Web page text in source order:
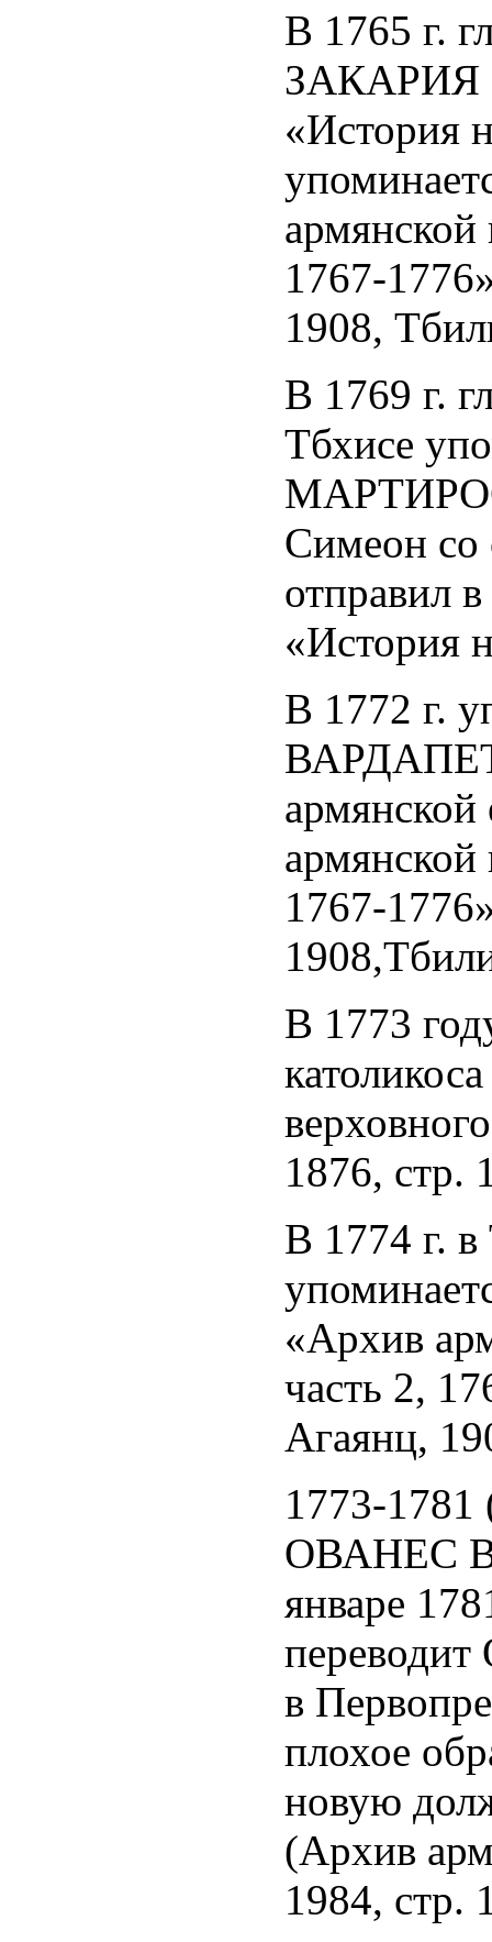
В 1765 г.
ЗАКАРИЯ
«История
армянской
1767-
1908,
В 1769 г.
Тбхисе
МАРТИРОС
Симеон со
отправил
«История
В 1772 г.
ВАРДАПЕТ
армянской
1767-
В 1773
1876, стр.
В 1774 г. в
«Архив
часть 2,
Агаянц,
1773-1781
ОВАНЕС
январе
переводит
в
плохое
новую
(Архив
1984, стр.